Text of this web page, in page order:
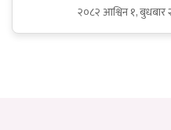
२०८२ आश्विन १,